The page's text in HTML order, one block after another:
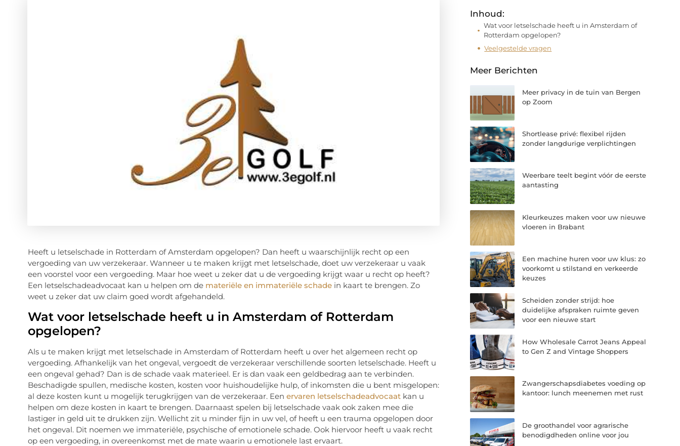
Heeft u letselschade in Rotterdam of Amsterdam opgelopen? Dan heeft u waarschijnlijk recht op een
vergoeding van uw verzekeraar. Wanneer u te maken krijgt met letselschade, doet uw verzekeraar u vaak
een voorstel voor een vergoeding. Maar hoe weet u zeker dat u de vergoeding krijgt waar u recht op heeft?
Een letselschadeadvocaat kan u helpen om de materiële en immateriële schadein kaart te brengen. Zo
weet u zeker dat uw claim goed wordt afgehandeld.
Wat voor letselschade heeft u in Amsterdam of Rotterdam
opgelopen?
Als u te maken krijgt met letselschade in Amsterdam of Rotterdam heeft u over het algemeen recht op
vergoeding. Afhankelijk van het ongeval, vergoedt de verzekeraar verschillende soorten letselschade. Heeft u
een ongeval gehad? Dan is de schade vaak materieel. Er is dan vaak een geldbedrag aan te verbinden.
Beschadigde spullen, medische kosten, kosten voor huishoudelijke hulp, of inkomsten die u bent misgelopen:
al deze kosten kunt u mogelijk terugkrijgen van de verzekeraar. Een ervaren letselschadeadvocaatkan u
helpen om deze kosten in kaart te brengen. Daarnaast spelen bij letselschade vaak ook zaken mee die
lastiger in geld uit te drukken zijn. Wellicht zit u minder fijn in uw vel, of heeft u een trauma opgelopen door
het ongeval. Dit noemen we immateriële, psychische of emotionele schade. Ook hiervoor heeft u vaak recht
op een vergoeding, in overeenkomst met de mate waarin u emotionele last ervaart.
Inhoud:
Wat voor letselschade heeft u in Amsterdam of
Rotterdam opgelopen?
Veelgestelde vragen
Meer Berichten
Meer privacy in de tuin van Bergen
op Zoom
Shortlease privé: flexibel rijden
zonder langdurige verplichtingen
Weerbare teelt begint vóór de eerste
aantasting
Kleurkeuzes maken voor uw nieuwe
vloeren in Brabant
Een machine huren voor uw klus: zo
voorkomt u stilstand en verkeerde
keuzes
Scheiden zonder strijd: hoe
duidelijke afspraken ruimte geven
voor een nieuwe start
How Wholesale Carrot Jeans Appeal
to Gen Z and Vintage Shoppers
Zwangerschapsdiabetes voeding op
kantoor: lunch meenemen met rust
De groothandel voor agrarische
benodigdheden online voor jou